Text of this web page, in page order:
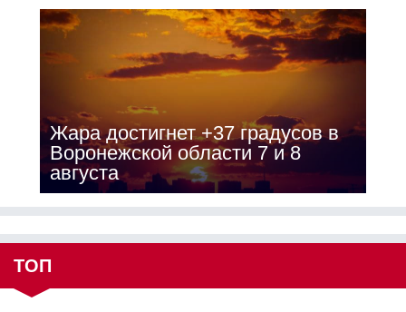
Жара достигнет +37 градусов в
Воронежской области 7 и 8
августа
ТОП